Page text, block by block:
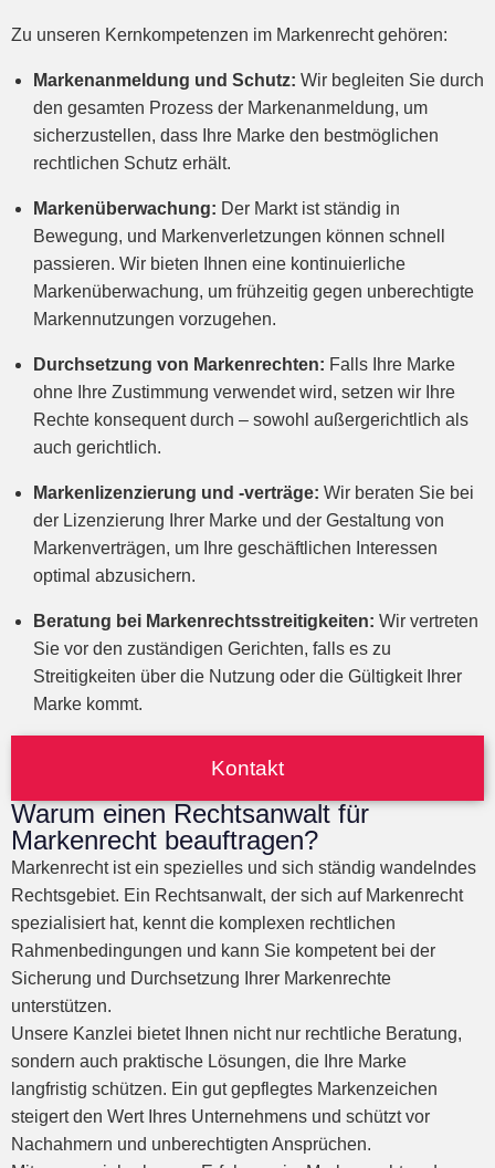
Zu unseren Kernkompetenzen im Markenrecht gehören:
Markenanmeldung und Schutz: Wir begleiten Sie durch
den gesamten Prozess der Markenanmeldung, um
sicherzustellen, dass Ihre Marke den bestmöglichen
rechtlichen Schutz erhält.
Markenüberwachung: Der Markt ist ständig in
Bewegung, und Markenverletzungen können schnell
passieren. Wir bieten Ihnen eine kontinuierliche
Markenüberwachung, um frühzeitig gegen unberechtigte
Markennutzungen vorzugehen.
Durchsetzung von Markenrechten: Falls Ihre Marke
ohne Ihre Zustimmung verwendet wird, setzen wir Ihre
Rechte konsequent durch – sowohl außergerichtlich als
auch gerichtlich.
Markenlizenzierung und -verträge: Wir beraten Sie bei
der Lizenzierung Ihrer Marke und der Gestaltung von
Markenverträgen, um Ihre geschäftlichen Interessen
optimal abzusichern.
Beratung bei Markenrechtsstreitigkeiten: Wir vertreten
Sie vor den zuständigen Gerichten, falls es zu
Streitigkeiten über die Nutzung oder die Gültigkeit Ihrer
Marke kommt.
Kontakt
Warum einen Rechtsanwalt für
Markenrecht beauftragen?
Markenrecht ist ein spezielles und sich ständig wandelndes
Rechtsgebiet. Ein Rechtsanwalt, der sich auf Markenrecht
spezialisiert hat, kennt die komplexen rechtlichen
Rahmenbedingungen und kann Sie kompetent bei der
Sicherung und Durchsetzung Ihrer Markenrechte
unterstützen.
Unsere Kanzlei bietet Ihnen nicht nur rechtliche Beratung,
sondern auch praktische Lösungen, die Ihre Marke
langfristig schützen. Ein gut gepflegtes Markenzeichen
steigert den Wert Ihres Unternehmens und schützt vor
Nachahmern und unberechtigten Ansprüchen.